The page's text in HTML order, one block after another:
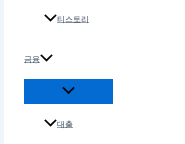
티스토리
금융
대출